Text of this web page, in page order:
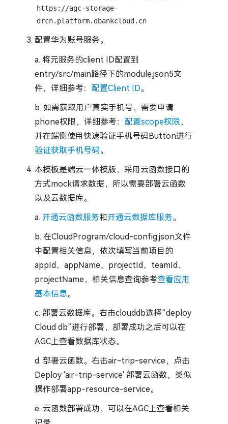
https://agc-storage-
drcn.platform.dbankcloud.cn
配置华为账号服务。
a. 将元服务的client ID配置到
entry/src/main路径下的module.json5文
件，详细参考： 配置Client ID。
b. 如需获取用户真实手机号，需要申请
phone权限，详细参考： 配置scope权限 ，
并在端侧使用快速验证手机号码Button进行
验证获取手机号码。
本模板是端云一体模版，采用云函数接口的
方式mock请求数据，所以需要部署云函数
以及云数据库。
a. 开通云函数服务和开通云数据库服务。
b. 在CloudProgram/cloud-config.json文件
中配置相关信息，依次填写当前项目的
appId、appName、projectId、teamId、
projectName，相关信息查询参考查看应用
基本信息。
c. 部署云数据库。右击clouddb选择“deploy
Cloud db”进行部署，部署成功之后可以在
AGC上查看数据库状态。
d. 部署云函数。右击air-trip-service，点击
Deploy 'air-trip-service' 部署云函数，类似
操作部署app-resource-service。
e. 云函数部署成功，可以在AGC上查看相关